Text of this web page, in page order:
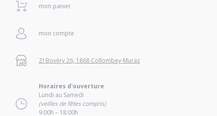
mon panier
mon compte
ZI Bovéry 26, 1868 Collombey-Muraz
Horaires d'ouverture
Lundi au Samedi
(veilles de fêtes compris)
9:00h – 18:00h